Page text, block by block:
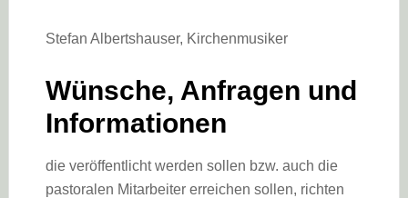
Stefan Albertshauser, Kirchenmusiker
Wünsche, Anfragen und
Informationen
die veröffentlicht werden sollen bzw. auch die
pastoralen Mitarbeiter erreichen sollen, richten